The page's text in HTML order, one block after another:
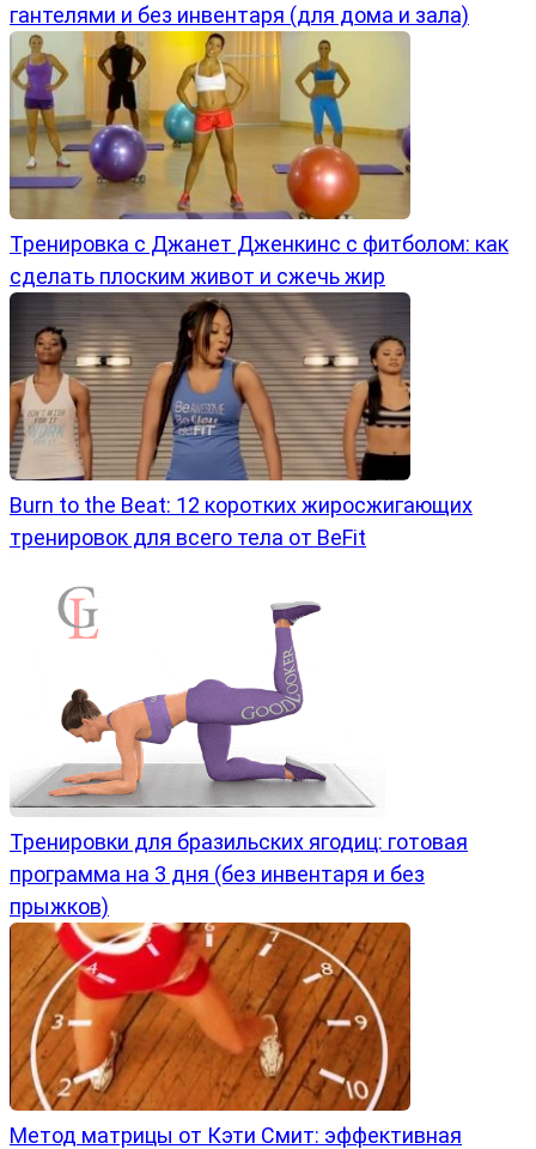
гантелями и без инвентаря (для дома и зала)
Тренировка с Джанет Дженкинс с фитболом: как
сделать плоским живот и сжечь жир
Burn to the Beat: 12 коротких жиросжигающих
тренировок для всего тела от BeFit
Тренировки для бразильских ягодиц: готовая
программа на 3 дня (без инвентаря и без
прыжков)
Метод матрицы от Кэти Смит: эффективная